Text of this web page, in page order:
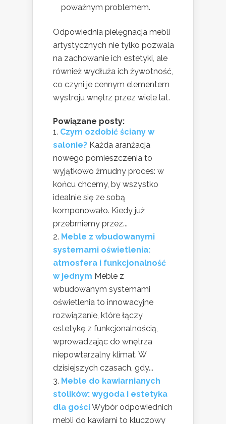
poważnym problemem.
Odpowiednia pielęgnacja mebli
artystycznych nie tylko pozwala
na zachowanie ich estetyki, ale
również wydłuża ich żywotność,
co czyni je cennym elementem
wystroju wnętrz przez wiele lat.
Powiązane posty:
Czym ozdobić ściany w
salonie? Każda aranżacja
nowego pomieszczenia to
wyjątkowo żmudny proces: w
końcu chcemy, by wszystko
idealnie się ze sobą
komponowało. Kiedy już
przebrniemy przez...
Meble z wbudowanymi
systemami oświetlenia:
atmosfera i funkcjonalność
w jednym Meble z
wbudowanym systemami
oświetlenia to innowacyjne
rozwiązanie, które łączy
estetykę z funkcjonalnością,
wprowadzając do wnętrza
niepowtarzalny klimat. W
dzisiejszych czasach, gdy...
Meble do kawiarnianych
stolików: wygoda i estetyka
dla gościWybór odpowiednich
mebli do kawiarni to kluczowy